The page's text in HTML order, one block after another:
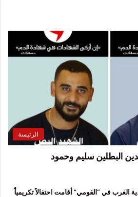
الرئيسة
البطلين سليم وحمود
الغرب في “القومي” أقامت احتفالاً تكريمياً